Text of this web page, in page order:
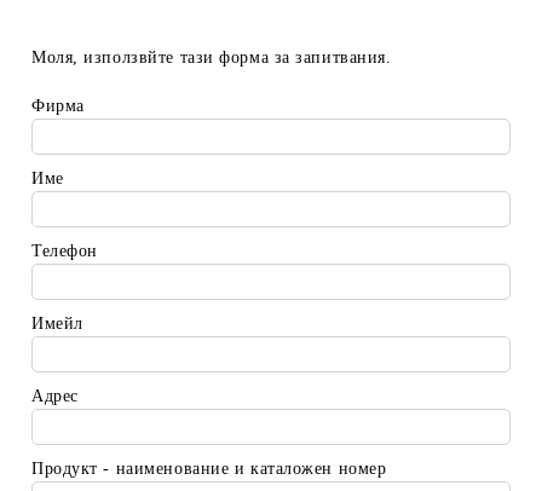
Моля, използвйте тази форма за запитвания.
Фирма
Име
Телефон
Имейл
Адрес
Продукт - наименование и каталожен номер